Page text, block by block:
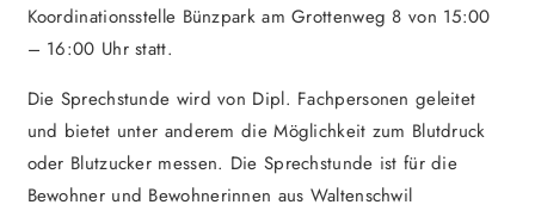
Koordinationsstelle Bünzpark am Grottenweg 8 von 15:00
– 16:00 Uhr statt.
Die Sprechstunde wird von Dipl. Fachpersonen geleitet
und bietet unter anderem die Möglichkeit zum Blutdruck
oder Blutzucker messen. Die Sprechstunde ist für die
Bewohner und Bewohnerinnen aus Waltenschwil